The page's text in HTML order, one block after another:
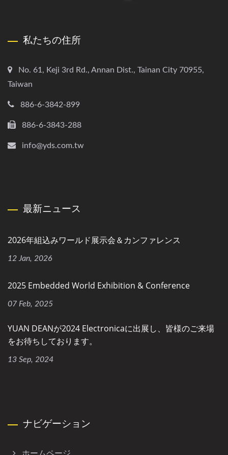
私たちの住所
No. 61, Keji 3rd Rd., Annan Dist., Tainan City 70955,
Taiwan
886-6-3842-899
886-6-3843-288
info@yds.com.tw
最新ニュース
2026年組込みワールド展示会＆カンファレンス
12 Jan, 2026
2025 Embedded World Exhibition & Conference
07 Feb, 2025
YUAN DEANが2024 Electronicaに出展し、皆様のご来場
をお待ちしております。
13 Sep, 2024
ナビゲーション